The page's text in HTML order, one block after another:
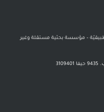
– مؤسسة بحثية مستقلة وغير